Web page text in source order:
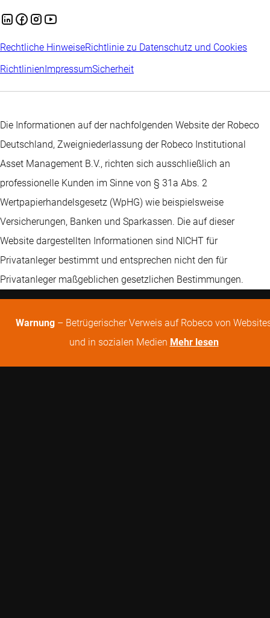
Rechtliche HinweiseRichtlinie zu Datenschutz und Cookies
RichtlinienImpressumSicherheit
Die Informationen auf der nachfolgenden Website der Robeco
Deutschland, Zweigniederlassung der Robeco Institutional
Asset Management B.V., richten sich ausschließlich an
professionelle Kunden im Sinne von § 31a Abs. 2
Wertpapierhandelsgesetz (WpHG) wie beispielsweise
Versicherungen, Banken und Sparkassen. Die auf dieser
Website dargestellten Informationen sind NICHT für
Privatanleger bestimmt und entsprechen nicht den für
Privatanleger maßgeblichen gesetzlichen Bestimmungen.
Warnung – Betrügerischer Verweis auf Robeco von
und in sozialen Medien Mehr lesen